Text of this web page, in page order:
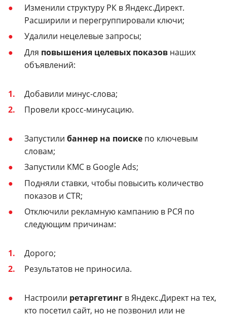
Изменили структуру РК в Яндекс.Директ.
Расширили и перегруппировали ключи;
Удалили нецелевые запросы;
Для повышения целевых показов наших
объявлений:
Добавили минус-слова;
Провели кросс-минусацию.
Запустили баннер на поиске по ключевым
словам;
Запустили КМС в Google Ads;
Подняли ставки, чтобы повысить количество
показов и CTR;
Отключили рекламную кампанию в РСЯ по
следующим причинам:
Дорого;
Результатов не приносила.
Настроили ретаргетинг в Яндекс.Директ на тех,
кто посетил сайт, но не позвонил или не